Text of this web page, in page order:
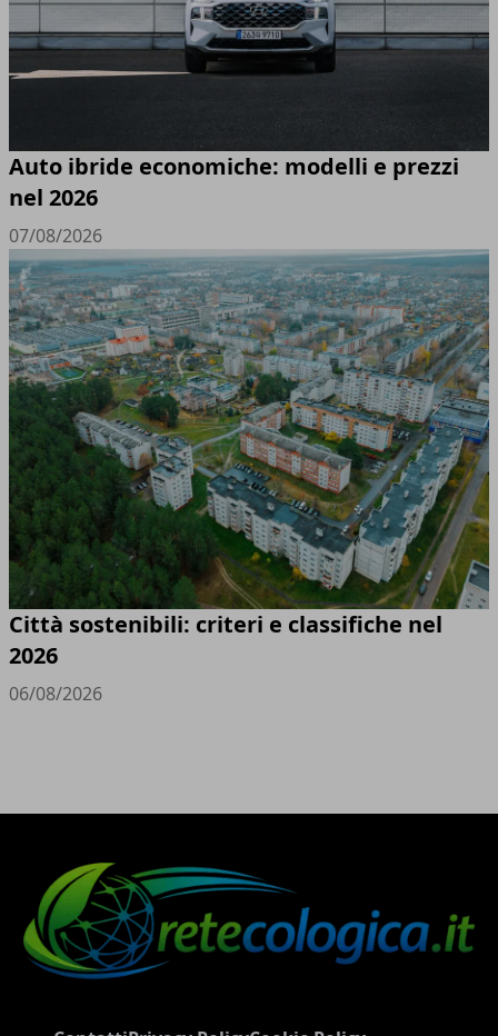
Auto ibride economiche: modelli e prezzi
nel 2026
07/08/2026
Città sostenibili: criteri e classifiche nel
2026
06/08/2026